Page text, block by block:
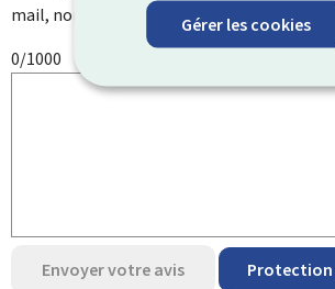
Gérer les cookies
mail, nom, numéro de téléphone, etc.
0/1000
Envoyer votre avis Protection